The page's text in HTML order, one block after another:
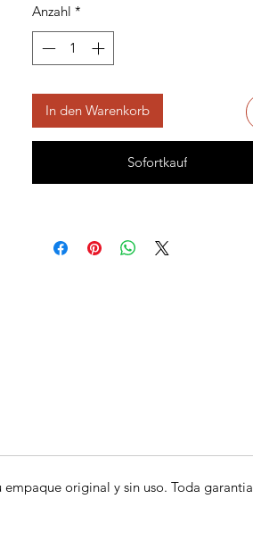
Anzahl *
In den Warenkorb
Sofortkauf
original y sin uso. Toda garantia